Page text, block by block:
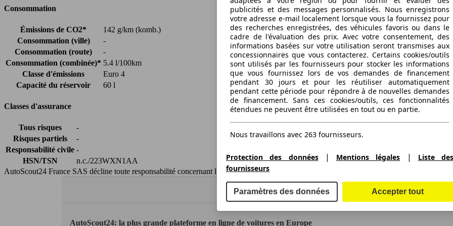
Consommation
Émissions de CO2*
142 g/km (komb.)
Consommation (ville)
-
Consommation (route)
-
Consommation (combinée)* 5.4 l/100km
Classe d'émissions
Euro 4
Capacité du réservoir
60 l
Classes d'assurance
Tous risques
-
Risques partiels
-
Responsabilité civile -
HSN/TSN
n.c./223WXN1AA
AutoScout24 France SAS décline toute responsabilité concernant l''exactitude des indications fournies.
AutoScout24: la plus grande plateforme en ligne de voitures en Europe
publicités et des messages personnalisés. Nous enregistrons
votre adresse e-mail localement lorsque vous la fournissez pour
des recherches enregistrées, des véhicules favoris ou dans le
cadre de l'évaluation des prix. Avec votre consentement, des
informations basées sur votre utilisation seront transmises aux
concessionnaires que vous contacterez. Certains cookies/outils
sont utilisés par les fournisseurs pour stocker les informations
que vous fournissez lors de vos demandes de financement
pendant 30 jours et pour les réutiliser automatiquement
pendant cette période pour répondre à de nouvelles demandes
de financement. Sans ces cookies/outils, ces fonctionnalités
étendues ne peuvent être utilisées en tout ou en partie.
Nous travaillons avec 263 fournisseurs.
Protection des données| Mentions légales |
Liste des
fournisseurs
Paramètres des données Accepter tout